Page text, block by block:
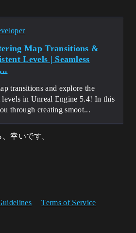
Map Transitions &
Levels | Seamless
transitions and explore the
levels in Unreal Engine 5.4! In this
through creating smoot...
幸いです。
Terms of Service